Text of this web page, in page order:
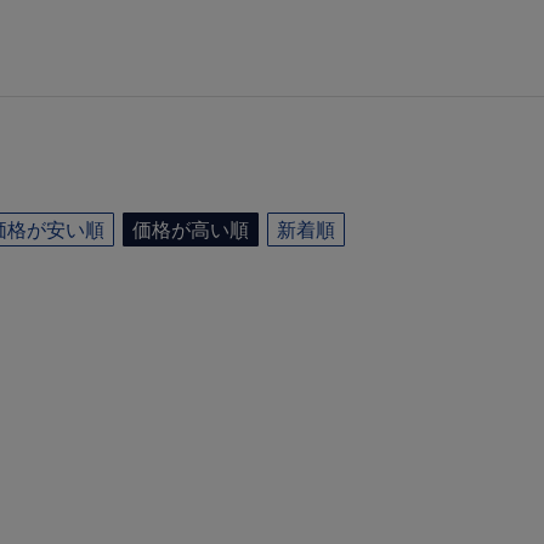
格が安い順 価格が高い順 新着順